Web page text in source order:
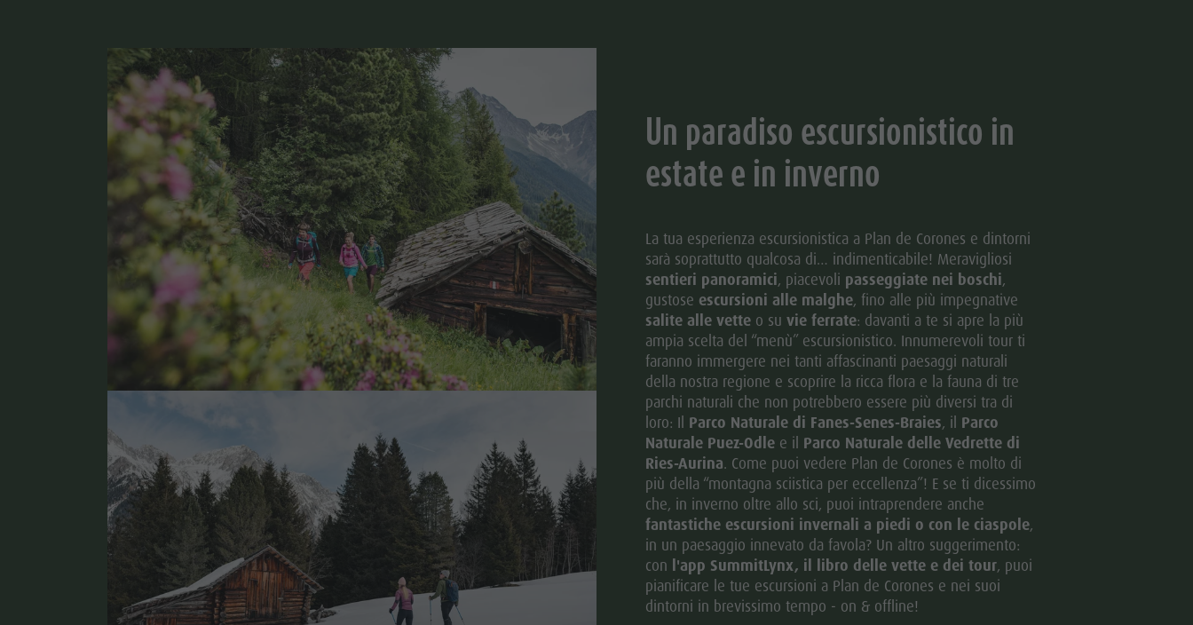
Un paradiso escursionistico in
estate e in inverno
La tua esperienza escursionistica a Plan de Corones e dintorni
sarà soprattutto qualcosa di… indimenticabile! Meravigliosi
sentieri panoramici, piacevoli passeggiate nei boschi,
gustose escursioni alle malghe, fino alle più impegnative
salite alle vette o suvie ferrate: davanti a te si apre la più
ampia scelta del “menù” escursionistico. Innumerevoli tour ti
faranno immergere nei tanti affascinanti paesaggi naturali
della nostra regione e scoprire la ricca flora e la fauna di tre
parchi naturali che non potrebbero essere più diversi tra di
loro: Il Parco Naturale di Fanes-Senes-Braies, il Parco
Naturale Puez-Odle e il Parco Naturale delle Vedrette di
Ries-Aurina. Come puoi vedere Plan de Corones è molto di
più della “montagna sciistica per eccellenza”! E se ti dicessimo
che, in inverno oltre allo sci, puoi intraprendere anche
fantastiche escursioni invernali a piedi o con le ciaspole,
in un paesaggio innevato da favola? Un altro suggerimento:
con l'app SummitLynx, il libro delle vette e dei tour, puoi
pianificare le tue escursioni a Plan de Corones e nei suoi
dintorni in brevissimo tempo - on & offline!